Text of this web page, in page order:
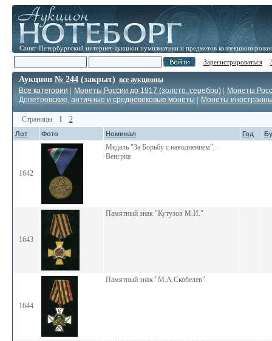
Санкт-Петербургский интернет-аукцион нумизматики и предметов
Зарегистрироваться
Аукцион № 244 (закрыт) все аукционы
Все категории
Монеты России до 1917 (золото, серебро)
Монеты
Допетровские, античные и средневековые монеты
Монеты
Страницы 1 2
Лот Фото Номинал Год
1642
Медаль "За Борьбу с наводнением".
Венгрия
1643
Памятный знак "Кутузов М.И."
1644
Памятный знак "М.А.Скобелев"